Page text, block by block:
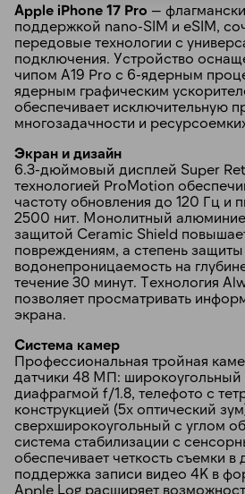
Apple iPhone 17 Pro —
поддержкой nano-SIM и eSIM,
передовые технологии с
подключения. Устройство
чипом A19 Pro с 6-ядерным
ядерным графическим
обеспечивает исключительную
многозадачности и
Экран и дизайн
6.3-дюймовый дисплей Super
технологией ProMotion
частоту обновления до 120 Гц и
2500 нит. Монолитный
защитой Ceramic Shield
повреждениям, а степень защиты
водонепроницаемость на
течение 30 минут. Технология
позволяет просматривать
экрана.
Система камер
Профессиональная тройная
датчики 48 МП: широкоугольный
диафрагмой f/1.8, телефото с
конструкцией (5x оптический
сверхширокоугольный с углом
система стабилизации с
обеспечивает четкость съемки в
поддержка записи видео 4K в
Apple Log расширяет